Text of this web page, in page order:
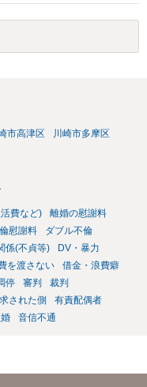
高額にならないように思
てみてください。
市高津区
川崎市多摩区
費など)
離婚の慰謝料
慰謝料
ダブル不倫
係(不貞等)
DV・暴力
を渡さない
借金・浪費癖
停 審判
裁判
された側
有責配偶者
音信不通